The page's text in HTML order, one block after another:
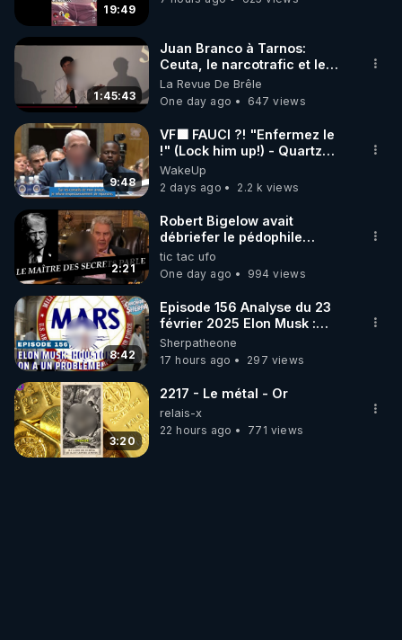
19:49
1:45:43
Juan Branco à Tarnos:
Ceuta, le narcotrafic et le
pouvoir en France
La Revue De Brêle
One day ago
647 views
9:48
VF🟩 FAUCI ?! "Enfermez le
!" (Lock him up!) - Quartz
Traduction
WakeUp
2 days ago
2.2 k views
2:21
Robert Bigelow avait
débriefer le pédophile
génocidaire de donald j
trump
tic tac ufo
One day ago
994 views
8:42
Episode 156 Analyse du 23
février 2025 Elon Musk :
Houston , on a un problème !
Sherpatheone
17 hours ago
297 views
3:20
2217 - Le métal - Or
relais-x
22 hours ago
771 views